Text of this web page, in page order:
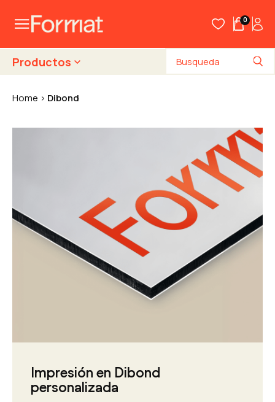
0
Productos
Home Dibond
Impresión en Dibond
personalizada